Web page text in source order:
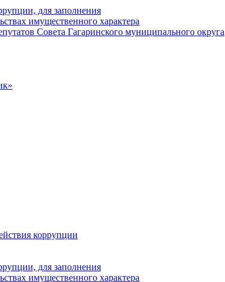
для заполнения
имущественного характера
Совета Гагаринского муниципального округа
коррупции
для заполнения
имущественного характера